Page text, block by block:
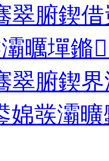
翠腑鍥
曞墠鏅
翠腑鍥
彂灞